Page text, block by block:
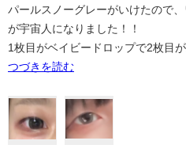
パールスノーグレーがいけたので
が宇宙人になりました！！
1枚目がベイビードロップで2枚目
つづきを読む